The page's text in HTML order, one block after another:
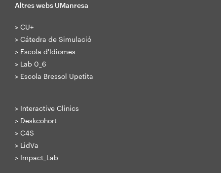
Altres webs UManresa
> CU+
> Cátedra de Simulació
> Escola d'Idiomes
> Lab 0_6
> Escola Bressol Upetita
> Interactive Clinics
> Deskcohort
> C4S
> LidVa
> Impact_Lab